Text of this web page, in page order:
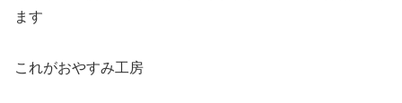
ます
これがおやすみ工房